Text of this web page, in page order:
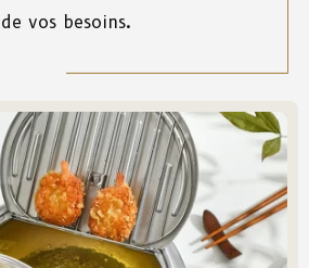
de vos besoins.